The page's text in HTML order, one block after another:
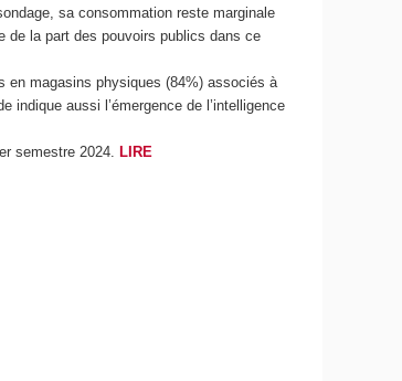
sa consommation reste marginale
de la part des pouvoirs publics dans ce
en magasins physiques (84%) associés à
aussi l’émergence de l’intelligence
semestre 2024. LIRE